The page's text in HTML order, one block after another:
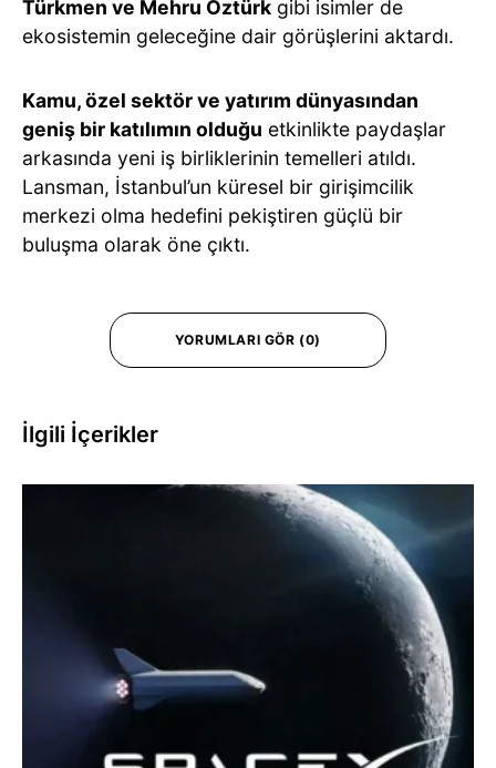
Türkmen ve Mehru Öztürk gibi isimler de
ekosistemin geleceğine dair görüşlerini aktardı.
Kamu, özel sektör ve yatırım dünyasından
geniş bir katılımın olduğu etkinlikte paydaşlar
arkasında yeni iş birliklerinin temelleri atıldı.
Lansman, İstanbul’un küresel bir girişimcilik
merkezi olma hedefini pekiştiren güçlü bir
buluşma olarak öne çıktı.
YORUMLARI GÖR (0)
İlgili İçerikler